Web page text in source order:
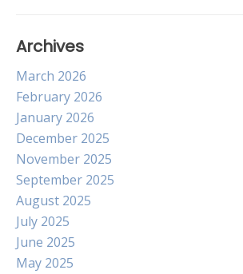
Archives
March 2026
February 2026
January 2026
December 2025
November 2025
September 2025
August 2025
July 2025
June 2025
May 2025